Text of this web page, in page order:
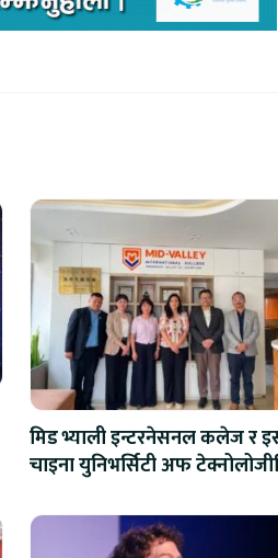
मिड भ्याली इन्टरनेसनल कलेज र
चाइना युनिभर्सिटी अफ